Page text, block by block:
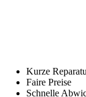
Kurze
Faire Preise
Schnelle